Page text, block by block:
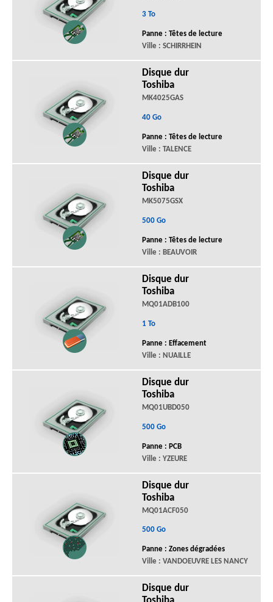
3 To
Panne : Têtes de lecture
Ville : SCHIRRHEIN
Disque dur
Toshiba
MK4025GAS
40 Go
Panne : Têtes de lecture
Ville : TALENCE
Disque dur
Toshiba
MK5075GSX
500 Go
Panne : Têtes de lecture
Ville : BEAUVOIR
Disque dur
Toshiba
MQ01ADB100
1 To
Panne : Effacement
Ville : NUAILLE
Disque dur
Toshiba
MQ01UBD050
500 Go
Panne : PCB
Ville : YZEURE
Disque dur
Toshiba
MQ01ACF050
500 Go
Panne : Zones dégradées
Ville : VANDOEUVRE LES NANCY
Disque dur